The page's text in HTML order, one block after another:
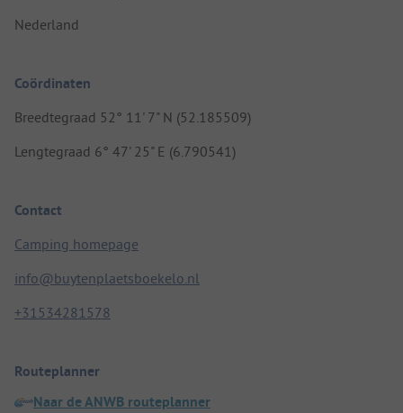
Nederland
Coördinaten
Breedtegraad 52° 11' 7" N (52.185509)
Lengtegraad 6° 47' 25" E (6.790541)
Contact
Camping homepage
info@buytenplaetsboekelo.nl
+31534281578
Routeplanner
Naar de ANWB routeplanner